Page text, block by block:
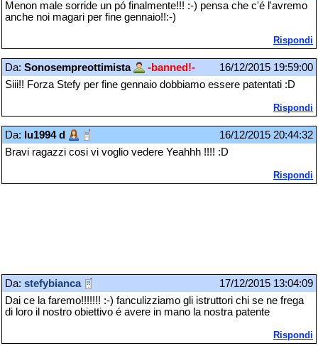
Menon male sorride un pó finalmente!!! :-) pensa che c'é l'avremo
anche noi magari per fine gennaio!!:-)
Rispondi
Da: Sonosempreottimista -banned!-
16/12/2015 19:59:00
Siii!! Forza Stefy per fine gennaio dobbiamo essere patentati :D
Rispondi
Da: lu1994 d
16/12/2015 20:44:32
Bravi ragazzi cosi vi voglio vedere Yeahhh !!!! :D
Rispondi
Da: stefybianca
17/12/2015 13:04:09
Dai ce la faremo!!!!!!! :-) fanculizziamo gli istruttori chi se ne frega
di loro il nostro obiettivo é avere in mano la nostra patente
Rispondi